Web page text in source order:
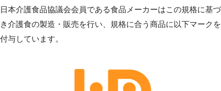
日本介護食品協議会会員である食品メーカーはこの規格に基づ
き介護食の製造・販売を行い、規格に合う商品に以下マークを
付与しています。